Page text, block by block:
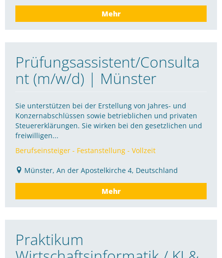
Mehr
Prüfungsassistent/Consulta
nt (m/w/d) | Münster
Sie unterstützen bei der Erstellung von Jahres- und
Konzernabschlüssen sowie betrieblichen und privaten
Steuererklärungen. Sie wirken bei den gesetzlichen und
freiwilligen...
Berufseinsteiger - Festanstellung - Vollzeit
Münster, An der Apostelkirche 4, Deutschland
Mehr
Praktikum